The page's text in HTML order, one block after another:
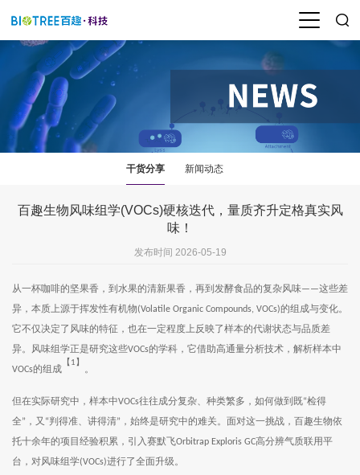
干货分享 新闻动态
百趣生物风味组学(VOCs)硬核迭代，量质齐升定格真实风
味！
发布时间 2026-05-19
从一杯咖啡的坚果香，到水果的清新果香，再到发酵食品的复杂风味——这些差
异，本质上源于挥发性有机物(Volatile Organic Compounds, VOCs)的组成与变化。
它不仅决定了风味的特征，也在一定程度上反映了样本的代谢状态与品质差
异。风味组学正是研究这些VOCs的学科，它借助高通量分析技术，解析样本中
VOCs的组成
【 1 】
。
但在实际研究中，样本中VOCs往往成分复杂、种类繁多，如何做到既“检得
全” ，又 “判得准、讲得清” ，始终是研究中的难关。面对这一挑战，百趣生物依
托十余年的项目经验积累，引入赛默飞Orbitrap Exploris GC高分辨气质联用平
台，对风味组学(VOCs)进行了全面升级。